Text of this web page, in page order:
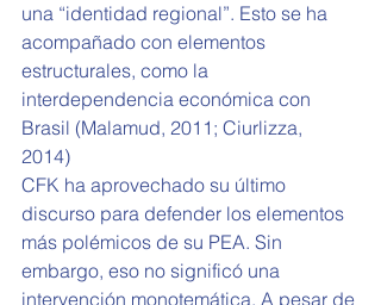
una “identidad regional”. Esto se ha
acompañado con elementos
estructurales, como la
interdependencia económica con
Brasil (Malamud, 2011; Ciurlizza,
2014)
CFK ha aprovechado su último
discurso para defender los elementos
más polémicos de su PEA. Sin
embargo, eso no significó una
intervención monotemática. A pesar de